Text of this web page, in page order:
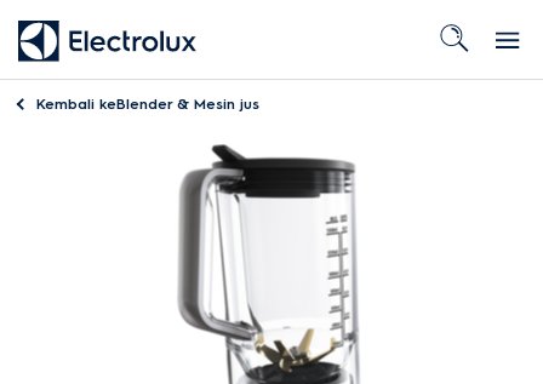
Kembali keBlender & Mesin jus